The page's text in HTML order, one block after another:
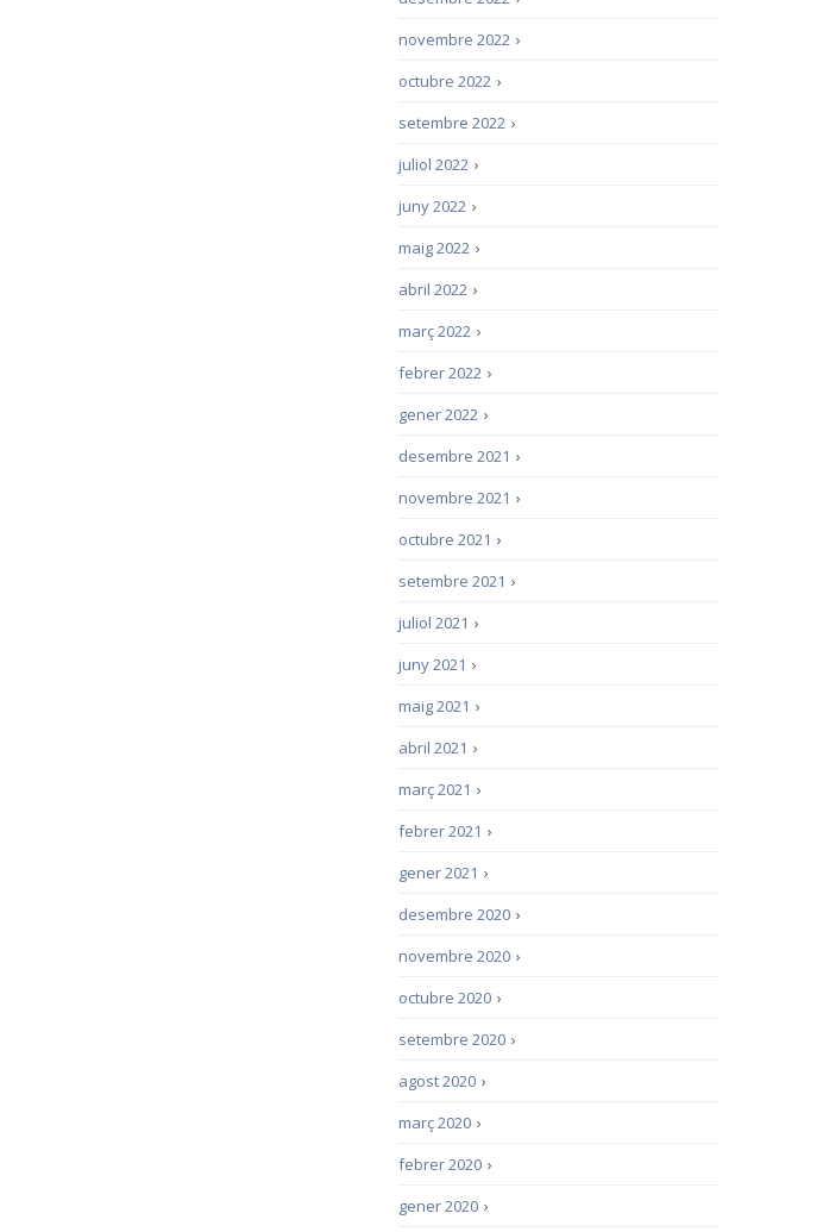
›
novembre 2022
›
octubre 2022
›
setembre 2022
›
juliol 2022
›
juny 2022
›
maig 2022
›
abril 2022
›
març 2022
›
febrer 2022
›
gener 2022
›
desembre 2021
›
novembre 2021
›
octubre 2021
›
setembre 2021
›
juliol 2021
›
juny 2021
›
maig 2021
›
abril 2021
›
març 2021
›
febrer 2021
›
gener 2021
›
desembre 2020
›
novembre 2020
›
octubre 2020
›
setembre 2020
›
agost 2020
›
març 2020
›
febrer 2020
›
gener 2020